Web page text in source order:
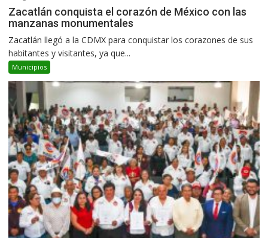
Zacatlán conquista el corazón de México con las
manzanas monumentales
Zacatlán llegó a la CDMX para conquistar los corazones de sus
habitantes y visitantes, ya que...
Municipios